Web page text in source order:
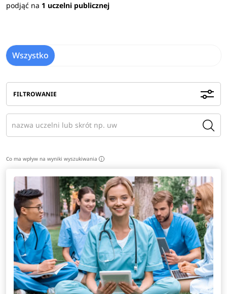
podjąć na 1 uczelni publicznej
Wszystko
FILTROWANIE
Co ma wpływ na wyniki wyszukiwania i